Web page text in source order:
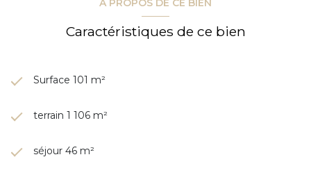
exposé sont disponibles sur le siteGéorisques
A PROPOS DE CE BIEN
Caractéristiques de ce bien
Surface 101 m²
terrain 1 106 m²
séjour 46 m²